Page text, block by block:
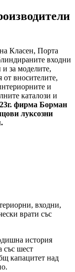
Класен, Порта
входни
за моделите,
вносителите,
и
каталози и
фирма Борман
луксозни
входни,
врати със
история
със шест
капацитет над